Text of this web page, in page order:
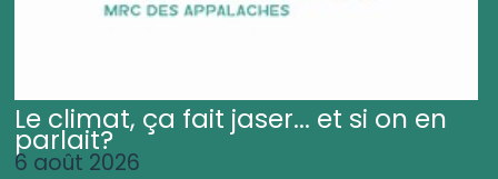
Le climat, ça fait jaser... et si on en
parlait?
6 août 2026